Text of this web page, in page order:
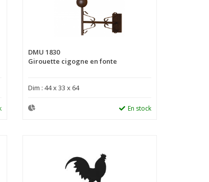
DMU 1830
Girouette cigogne en fonte
Dim : 44 x 33 x 64
En stock